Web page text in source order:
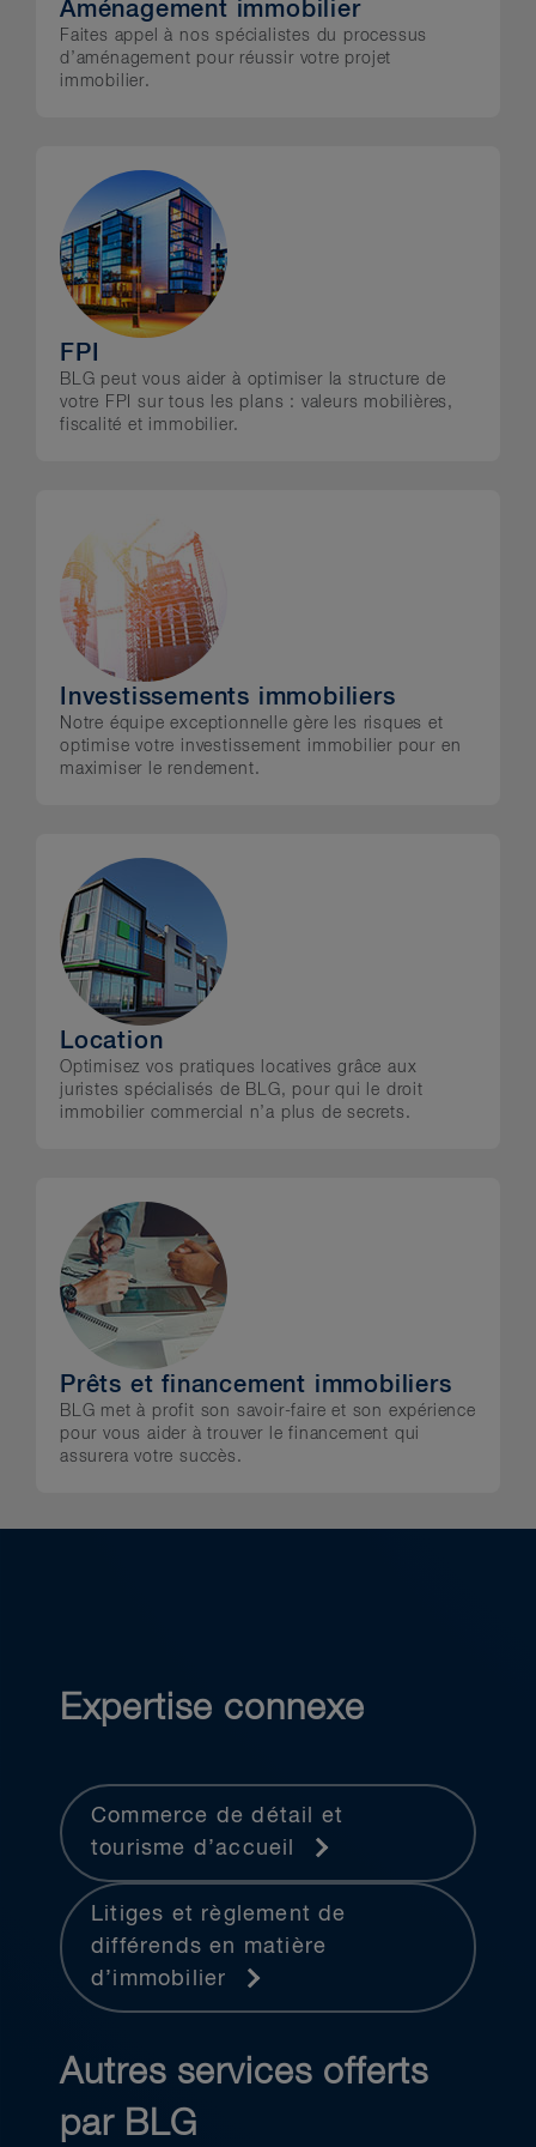
régionale, qui dépendent tous de
notre capacité à conclure les
transactions envisagées.
de domaines, notamment les
suivants :
Hôtellerie et le tourisme d’accueil
Administrations municipales
Organismes provinciaux
Établissements d’enseignement
Aménagement immobilier
Faites appel à nos spécialistes du processus
d’aménagement pour réussir votre projet
immobilier.
FPI
BLG peut vous aider à optimiser la structure de
votre FPI sur tous les plans : valeurs mobilières,
fiscalité et immobilier.
Investissements immobiliers
Notre équipe exceptionnelle gère les risques et
optimise votre investissement immobilier pour en
maximiser le rendement.
Location
Optimisez vos pratiques locatives grâce aux
juristes spécialisés de BLG, pour qui le droit
immobilier commercial n’a plus de secrets.
Prêts et financement immobiliers
BLG met à profit son savoir-faire et son expérience
pour vous aider à trouver le financement qui
assurera votre succès.
Expertise connexe
Commerce de détail et
tourisme d’accueil
Litiges et règlement de
différends en matière
d’immobilier
Autres services offerts
par BLG